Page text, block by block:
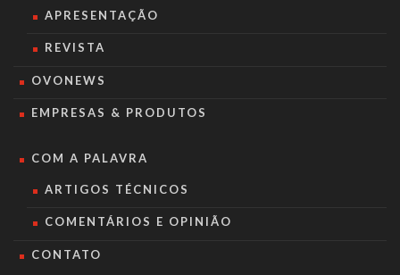
APRESENTAÇÃO
REVISTA
OVONEWS
EMPRESAS & PRODUTOS
COM A PALAVRA
ARTIGOS TÉCNICOS
COMENTÁRIOS E OPINIÃO
CONTATO